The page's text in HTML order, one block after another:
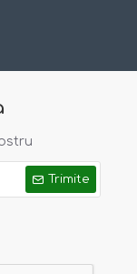
Trimite